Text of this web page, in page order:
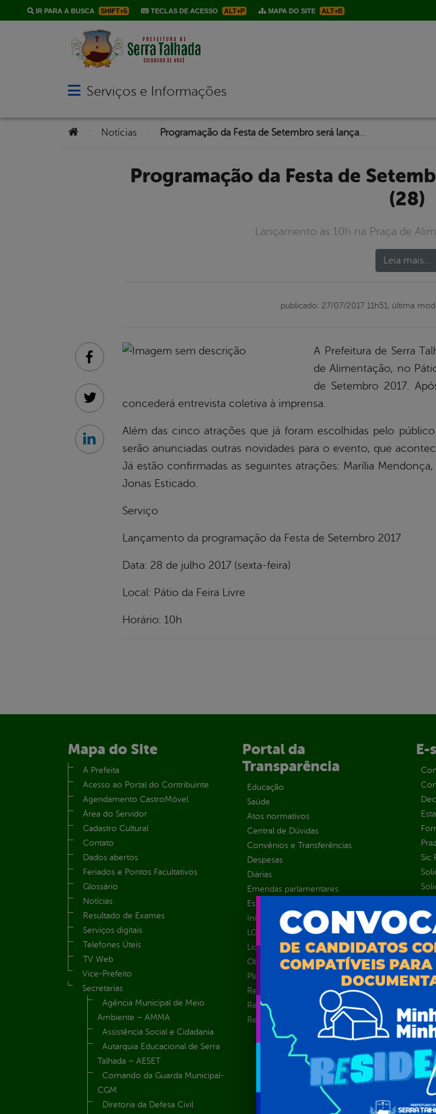
IR PARA A BUSCA SHIFT+5 TECLAS DE ACESSO ALT+P MAPA DO SITE ALT+B
Abrir menu principal de navegação
Serviços e Informações
Você está aqui:
Notícias
Programação da Festa de Setembro será lançada nesta sexta
(28)
Lançamento às 10h na Praça de
Leia mais…
publicado: 27/07/2017 11h51, última
A Prefeitura de Serra
de Alimentação, no
de Setembro 2017.
concederá entrevista coletiva à imprensa.
Além das cinco atrações que já foram escolhidas pelo
serão anunciadas outras novidades para o evento, que
Já estão confirmadas as seguintes atrações: Marília
Jonas Esticado.
Serviço
Lançamento da programação da Festa de Setembro 2017
Data: 28 de julho 2017 (sexta-feira)
Local: Pátio da Feira Livre
Horário: 10h
Facebook
Twitter
Linkedin
Mapa do Site
A Prefeita
Acesso ao Portal do Contribuinte
Agendamento CastroMóvel
Área do Servidor
Cadastro Cultural
Contato
Dados abertos
Feriados e Pontos Facultativos
Glossário
Notícias
Resultado de Exames
Serviços digitais
Telefones Úteis
TV Web
Vice-Prefeito
Secretarias
Agência Municipal de Meio
Ambiente – AMMA
Assistência Social e Cidadania
Autarquia Educacional de Serra
Talhada – AESET
Comando da Guarda Municipal-
CGM
Diretoria da Defesa Civil
Portal da
Transparência
Educação
Saúde
Atos normativos
Central de Dúvidas
Convênios e Transferências
Despesas
Diárias
Emendas parlamentares
Estrutura Organizacional
Inicio
LGPD e Governo Digital
Licitações e Contratos
Obras Públicas
Planejamento e Prestação de Contas
Receitas
Recursos Humanos
Renúncias de Receitas
E-
Sic